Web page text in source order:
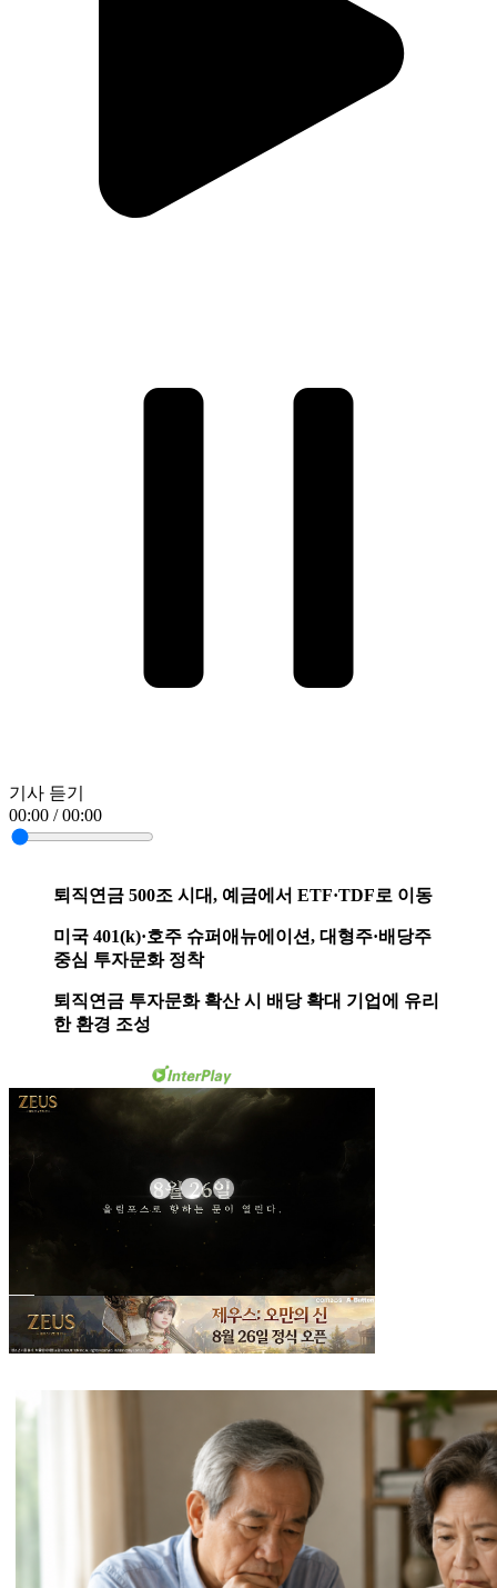
기사 듣기
00:00 / 00:00
퇴직연금 500조 시대, 예금에서 ETF·TDF로 이동
미국 401(k)·호주 슈퍼애뉴에이션, 대형주·배당주
중심 투자문화 정착
퇴직연금 투자문화 확산 시 배당 확대 기업에 유리
한 환경 조성